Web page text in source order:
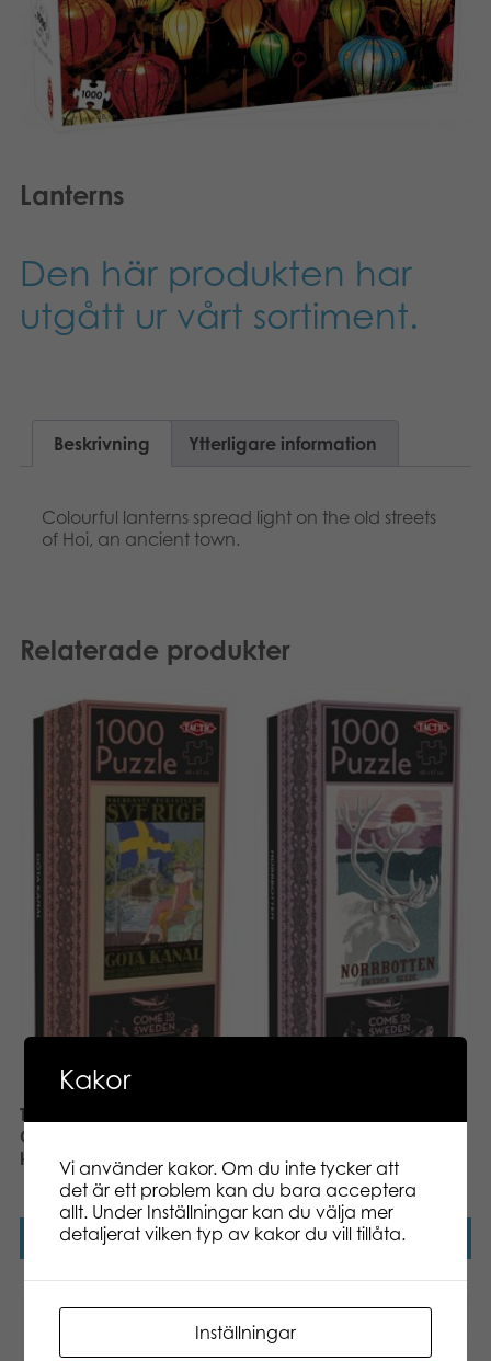
Böcker
Arkiverade produkter
Suomi
Dansk
Nederlands
Polski
Deutsch
Lanterns
Den här produkten har
utgått ur vårt sortiment.
Beskrivning Ytterligare information
Colourful lanterns spread light on the old streets
of Hoi, an ancient town.
Relaterade produkter
Tactic Puzzle Lovers
Come to Sweden Göta
kanal 1000 pcs pussel
Läs mer
Norrbotten 1000 pcs
pussel
Läs mer
Kakor
Vi använder kakor. Om du inte tycker att
det är ett problem kan du bara acceptera
allt. Under Inställningar kan du välja mer
detaljerat vilken typ av kakor du vill tillåta.
Inställningar